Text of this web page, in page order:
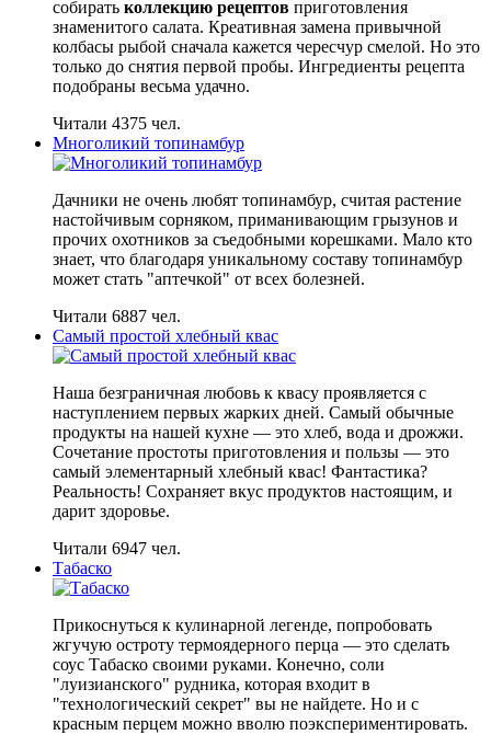
собирать коллекцию рецептов приготовления
знаменитого салата. Креативная замена привычной
колбасы рыбой сначала кажется чересчур смелой. Но это
только до снятия первой пробы. Ингредиенты рецепта
подобраны весьма удачно.
Читали 4375 чел.
Многоликий топинамбур
Дачники не очень любят топинамбур, считая растение
настойчивым сорняком, приманивающим грызунов и
прочих охотников за съедобными корешками. Мало кто
знает, что благодаря уникальному составу топинамбур
может стать "аптечкой" от всех болезней.
Читали 6887 чел.
Самый простой хлебный квас
Наша безграничная любовь к квасу проявляется с
наступлением первых жарких дней. Самый обычные
продукты на нашей кухне — это хлеб, вода и дрожжи.
Сочетание простоты приготовления и пользы — это
самый элементарный хлебный квас! Фантастика?
Реальность! Сохраняет вкус продуктов настоящим, и
дарит здоровье.
Читали 6947 чел.
Табаско
Прикоснуться к кулинарной легенде, попробовать
жгучую остроту термоядерного перца — это сделать
соус Табаско своими руками. Конечно, соли
"луизианского" рудника, которая входит в
"технологический секрет" вы не найдете. Но и с
красным перцем можно вволю поэкспериментировать.